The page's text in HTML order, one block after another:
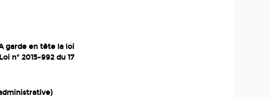
garde en tête la loi
n° 2015-992 du 17